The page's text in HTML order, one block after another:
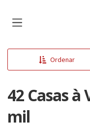
Ordenar
42 Casas à
mil